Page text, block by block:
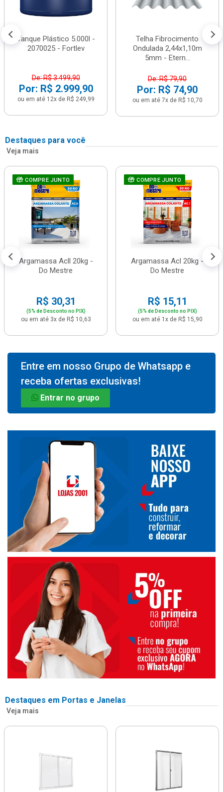
Tanque Plástico 5.000l -
2070025 - Fortlev
De: R$ 3.499,90
Por: R$ 2.999,90
ou em até 12x de R$ 249,99
Telha Fibrocimento
Ondulada 2,44x1,10m
5mm - Etern...
De: R$ 79,90
Por: R$ 74,90
ou em até 7x de R$ 10,70
Destaques para você
Veja mais
COMPRE JUNTO
Argamassa Acll 20kg -
Do Mestre
R$ 30,31
(5% de Desconto no PIX)
ou em até 3x de R$ 10,63
COMPRE JUNTO
Argamassa Acl 20kg -
Do Mestre
R$ 15,11
(5% de Desconto no PIX)
ou em até 1x de R$ 15,90
Entre em nosso Grupo de Whatsapp e
receba ofertas exclusivas!
Entrar no grupo
Destaques em Portas e Janelas
Veja mais